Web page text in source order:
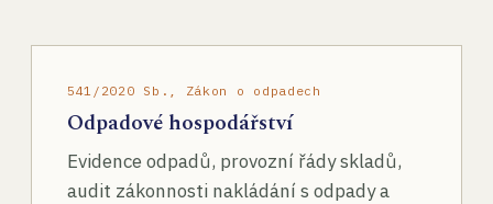
541/2020 Sb., Zákon o odpadech
Odpadové hospodářství
Evidence odpadů, provozní řády skladů,
audit zákonnosti nakládání s odpady a